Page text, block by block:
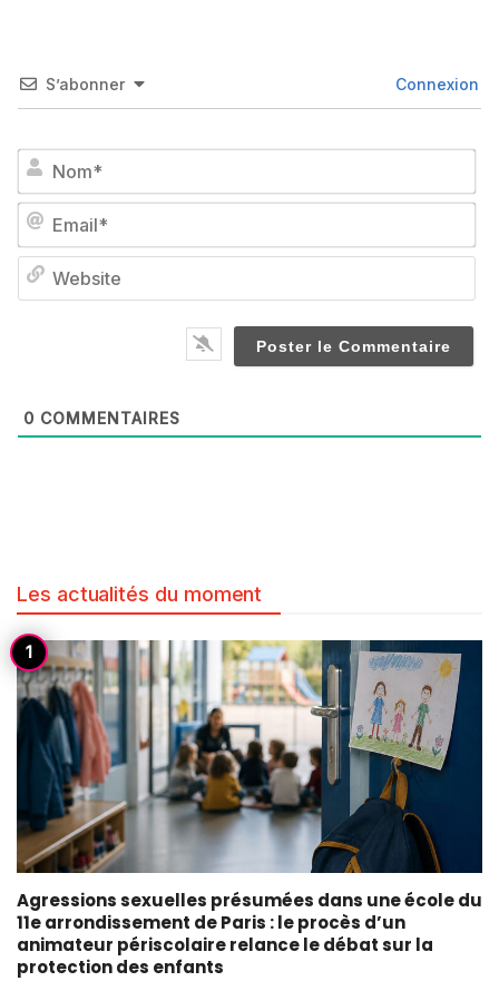
S’abonner Connexion
0 COMMENTAIRES
Les actualités du moment
Agressions sexuelles présumées dans une école du
11e arrondissement de Paris : le procès d’un
animateur périscolaire relance le débat sur la
protection des enfants